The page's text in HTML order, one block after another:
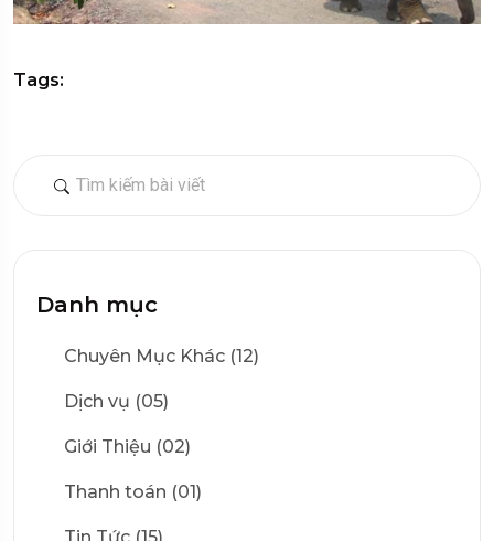
Danh mục
Chuyên Mục Khác (12)
Dịch vụ (05)
Giới Thiệu (02)
Thanh toán (01)
Tags: